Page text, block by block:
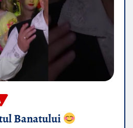
Banatului